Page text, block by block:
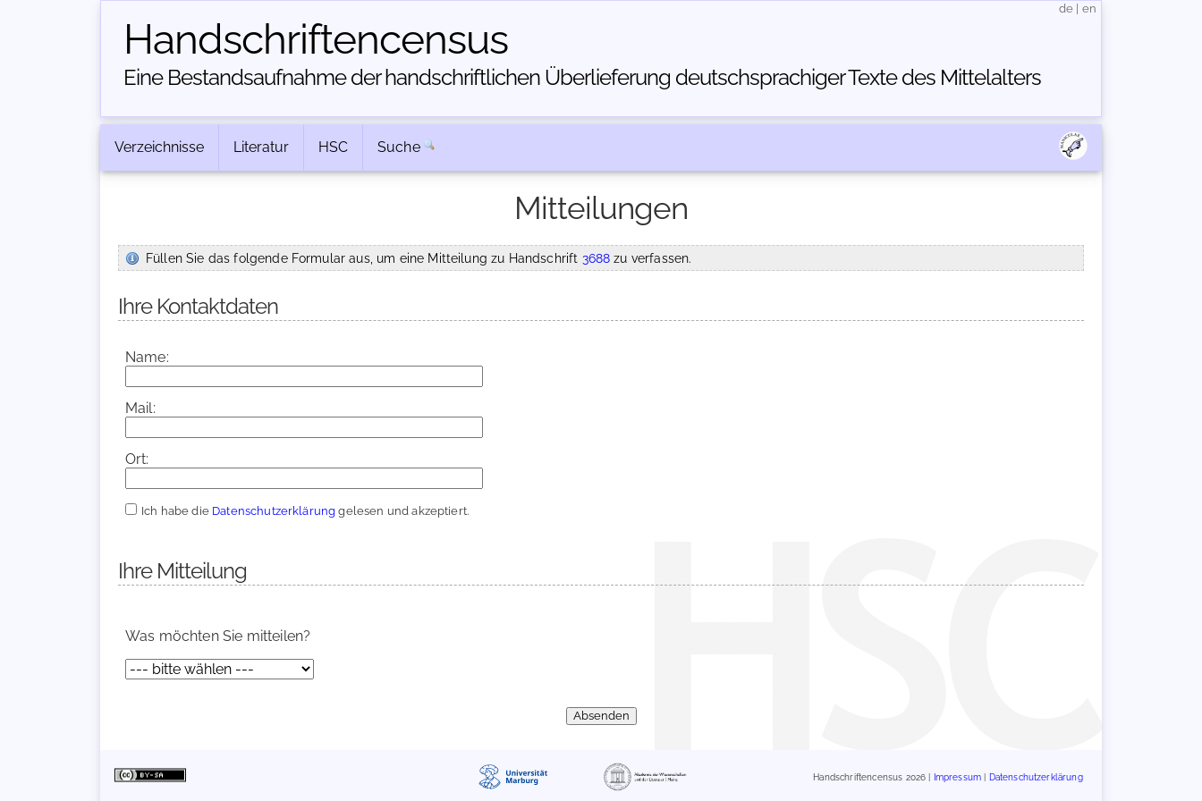
Handschriften­census
Eine Bestandsaufnahme der handschriftlichen Über­lieferung deutschsprachiger Texte des Mittelalters
de en
Verzeichnisse Literatur HSC Suche
Mitteilungen
Füllen Sie das folgende Formular aus, um eine Mitteilung zu Handschrift 3688 zu verfassen.
Ihre Kontaktdaten
Name:
Mail:
Ort:
Ich habe die Datenschutzerklärung gelesen und akzeptiert.
Ihre Mitteilung
Was möchten Sie mitteilen?
Handschriftencensus 2026 | Impressum Datenschutzerklärung